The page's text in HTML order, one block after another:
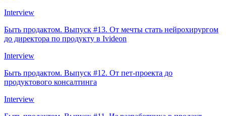
Interview
Быть продактом. Выпуск #13. От мечты стать нейрохирургом
до директора по продукту в Ivideon
Interview
Быть продактом. Выпуск #12. От пет-проекта до
продуктового консалтинга
Interview